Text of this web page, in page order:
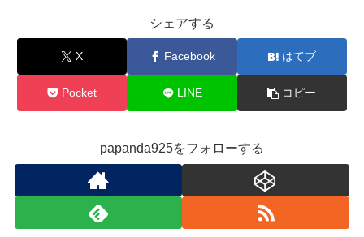
シェアする
X Facebook はてブ
Pocket LINE コピー
papanda925をフォローする